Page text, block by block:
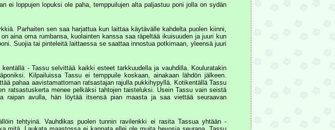
ei loppujen lopuksi ole paha, temppuilujen alta paljastuu poni jolla on sydän
Parhaiten sen saa harjattua kun laittaa käytävälle kahdelta puolen kiinni,
aina oma rumbansa, kuolainten kanssa saa räpeltää ikuisuuden ja juuri kun
Suojia tai pinteleitä laittaessa se saattaa innostua potkimaan, yleensä juuri
- Tassu selvittää kaikki esteet tarkkuudella ja vauhdilla. Kouluratakin
Kilpailuissa Tassu ei temppuile koskaan, ainakaan lähdön jälkeen.
pahaa aavistamattoman ratsastajan rajulla pukkihypyllä. Kotikentällä Tassu
ratsastuskerta menee pelkäksi tahtojen taisteluksi. Usein Tassu vain seistä
raipan avulla, hän löytää itsensä pian maasta ja saa viettää seuraavan
tehtyinä. Vauhdikas puolen tunnin ravilenkki ei rasita Tassua yhtään -